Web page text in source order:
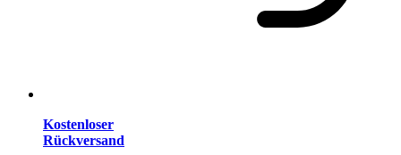
Kostenloser
Rückversand